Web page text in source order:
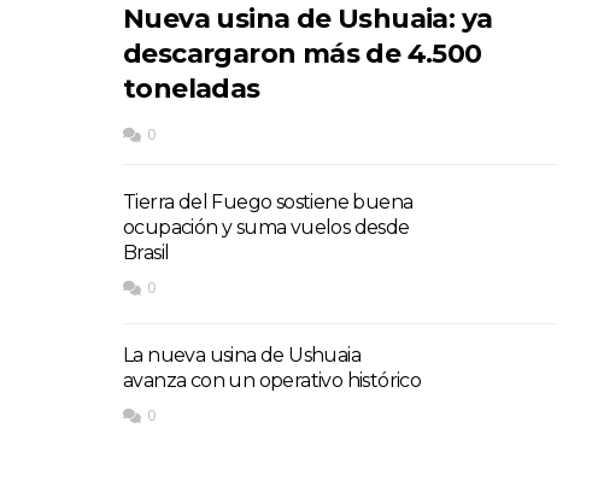
Nueva usina de Ushuaia: ya
descargaron más de 4.500
toneladas
0
Tierra del Fuego sostiene buena
ocupación y suma vuelos desde
Brasil
0
La nueva usina de Ushuaia
avanza con un operativo histórico
0